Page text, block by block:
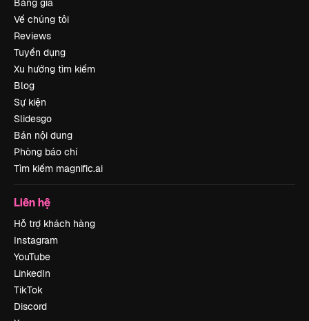
Bảng giá
Về chúng tôi
Reviews
Tuyển dụng
Xu hướng tìm kiếm
Blog
Sự kiện
Slidesgo
Bán nội dung
Phòng báo chí
Tìm kiếm magnific.ai
Liên hệ
Hỗ trợ khách hàng
Instagram
YouTube
LinkedIn
TikTok
Discord